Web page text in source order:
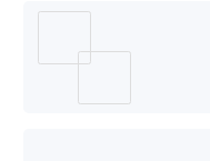
个好